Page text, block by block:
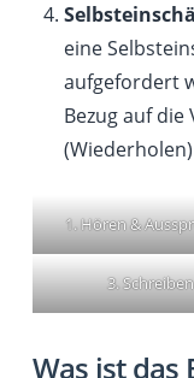
eine
aufgefordert
Bezug auf die
1. Hören &
3. Schreiben
Was ist das